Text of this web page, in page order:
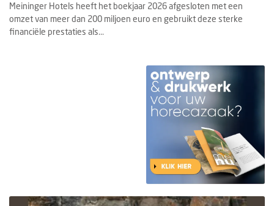
Meininger Hotels heeft het boekjaar 2026 afgesloten met een
omzet van meer dan 200 miljoen euro en gebruikt deze sterke
financiële prestaties als...